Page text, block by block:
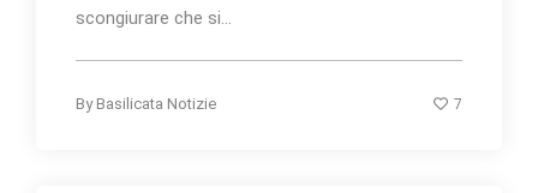
scongiurare che si...
By Basilicata Notizie 7